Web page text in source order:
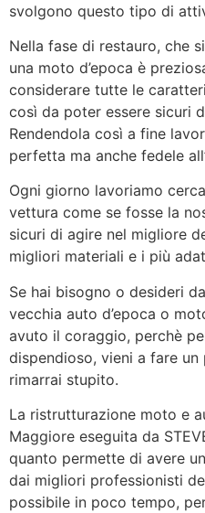
svolgono questo tipo di
Nella fase di restauro, che
una moto d’epoca è
considerare tutte le
così da poter essere sicuri
Rendendola così a fine
perfetta ma anche fedele
Ogni giorno lavoriamo
vettura come se fosse la
sicuri di agire nel migliore
migliori materiali e i più
Se hai bisogno o desideri
vecchia auto d’epoca o
avuto il coraggio, perchè
dispendioso, vieni a fare
rimarrai stupito.
La ristrutturazione moto e
Maggiore eseguita da
quanto permette di avere
dai migliori professionisti
possibile in poco tempo,